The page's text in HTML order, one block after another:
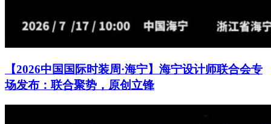
【2026中国国际时装周·海宁】海宁设计师联合会专
场发布：联合聚势，原创立锋